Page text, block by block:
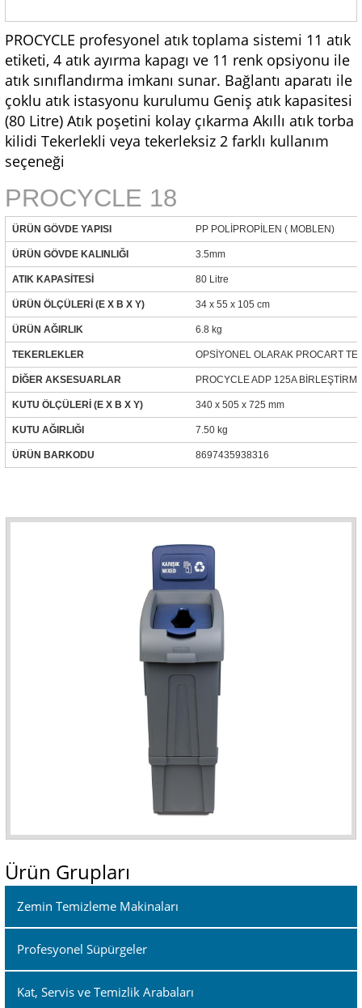
PROCYCLE profesyonel atık toplama sistemi 11 atık
etiketi, 4 atık ayırma kapagı ve 11 renk opsiyonu ile
atık sınıflandırma imkanı sunar. Bağlantı aparatı ile
çoklu atık istasyonu kurulumu Geniş atık kapasitesi
(80 Litre) Atık poşetini kolay çıkarma Akıllı atık torba
kilidi Tekerlekli veya tekerleksiz 2 farklı kullanım
seçeneği
PROCYCLE 18
ÜRÜN GÖVDE YAPISI PP POLİPROPİLEN ( MOBLEN)
ÜRÜN GÖVDE KALINLIĞI 3.5mm
ATIK KAPASİTESİ 80 Litre
ÜRÜN ÖLÇÜLERİ (E X B X Y) 34 x 55 x 105 cm
ÜRÜN AĞIRLIK 6.8 kg
TEKERLEKLER OPSİYONEL OLARAK PROCART
DİĞER AKSESUARLAR PROCYCLE ADP 125A
KUTU ÖLÇÜLERİ (E X B X Y) 340 x 505 x 725 mm
KUTU AĞIRLIĞI 7.50 kg
ÜRÜN BARKODU 8697435938316
Ürün Grupları
Zemin Temizleme Makinaları
Profesyonel Süpürgeler
Kat, Servis ve Temizlik Arabaları